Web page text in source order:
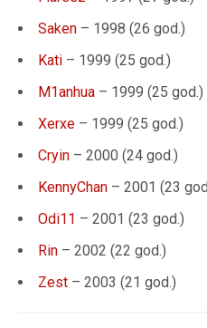
Saken – 1998 (26 god.)
Kati – 1999 (25 god.)
M1anhua – 1999 (25 god.)
Xerxe – 1999 (25 god.)
Cryin – 2000 (24 god.)
KennyChan – 2001 (23
Odi11 – 2001 (23 god.)
Rin – 2002 (22 god.)
Zest – 2003 (21 god.)